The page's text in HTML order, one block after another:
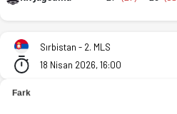
Sırbistan - 2. MLS
18 Nisan 2026, 16:00